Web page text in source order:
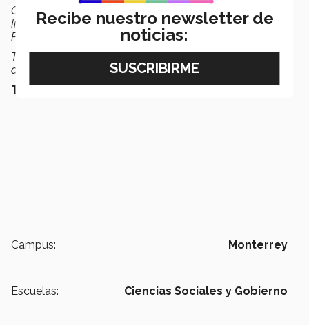
Ciencias Sociales y Gobierno. Doctora en Relaciones
Internacionales, especialista en Asuntos Globales y
Política Internacional.
Texto publicado por primera vez en la columna:
al Mundo, de
El Financiero.
TAMBIÉN TE PUEDE INTERESAR LEER:
Campus: Monterrey
Escuelas: Ciencias Sociales y Gobierno
Recibe nuestro newsletter de
noticias: